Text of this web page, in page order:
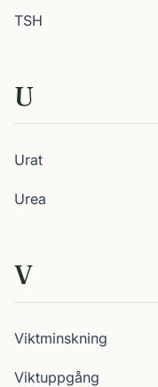
TSH
U
Urat
Urea
V
Viktminskning
Viktuppgång